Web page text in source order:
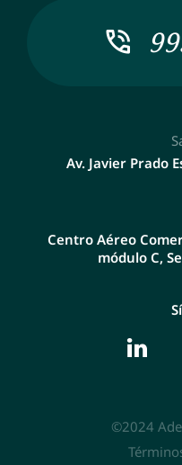
Av. Javier Prado
Centro Aéreo
módulo C,
©2024